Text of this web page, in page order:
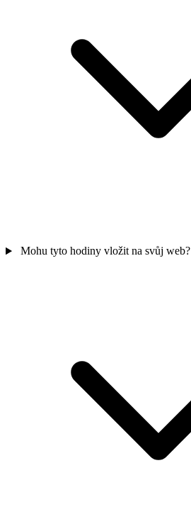
Mohu tyto hodiny vložit na svůj web?